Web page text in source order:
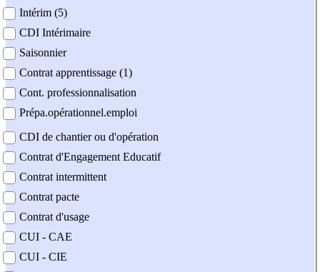
Intérim (5)
CDI Intérimaire
Saisonnier
Contrat apprentissage (1)
Cont. professionnalisation
Prépa.opérationnel.emploi
CDI de chantier ou d'opération
Contrat d'Engagement Educatif
Contrat intermittent
Contrat pacte
Contrat d'usage
CUI - CAE
CUI - CIE